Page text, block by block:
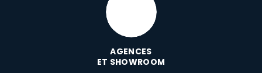
AGENCES
ET SHOWROOM